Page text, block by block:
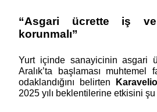
“Asgari ücrette iş ve
korunmalı”
Yurt içinde sanayicinin asgari
Aralık’ta başlaması
odaklandığını belirten
2025 yılı beklentilerine etkisini